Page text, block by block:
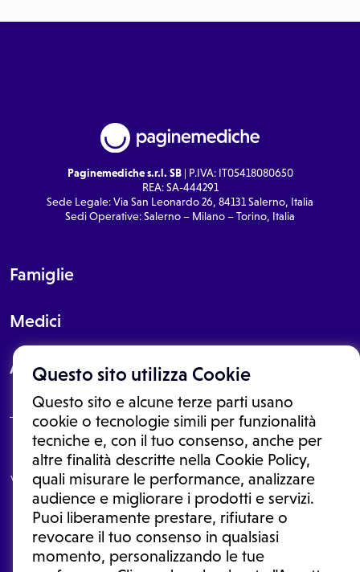
Questo sito utilizza Cookie
Questo sito e alcune terze parti usano
cookie o tecnologie simili per funzionalità
tecniche e, con il tuo consenso, anche per
altre finalità descritte nella Cookie Policy,
quali misurare le performance, analizzare
audience e migliorare i prodotti e servizi.
Puoi liberamente prestare, rifiutare o
revocare il tuo consenso in qualsiasi
momento, personalizzando le tue
Paginemediche s.r.l. SB| P.IVA: IT05418080650
REA: SA-444291
Sede Legale: Via San Leonardo 26, 84131 Salerno, Italia
Sedi Operative: Salerno – Milano – Torino, Italia
Famiglie
Medici
About
Le informazioni proposte in questo sito non sono un consulto medico.
In nessun caso, queste informazioni sostituiscono un consulto, una
visita o una diagnosi formulata dal medico. Non si devono considerare
le informazioni disponibili come suggerimenti per la formulazione di
una diagnosi, la determinazione di un trattamento o l'assunzione o
sospensione di un farmaco senza prima consultare un medico di
medicina generale o uno specialista.
Condizioni di utilizzo|Privacy Policy |Gestione cookie